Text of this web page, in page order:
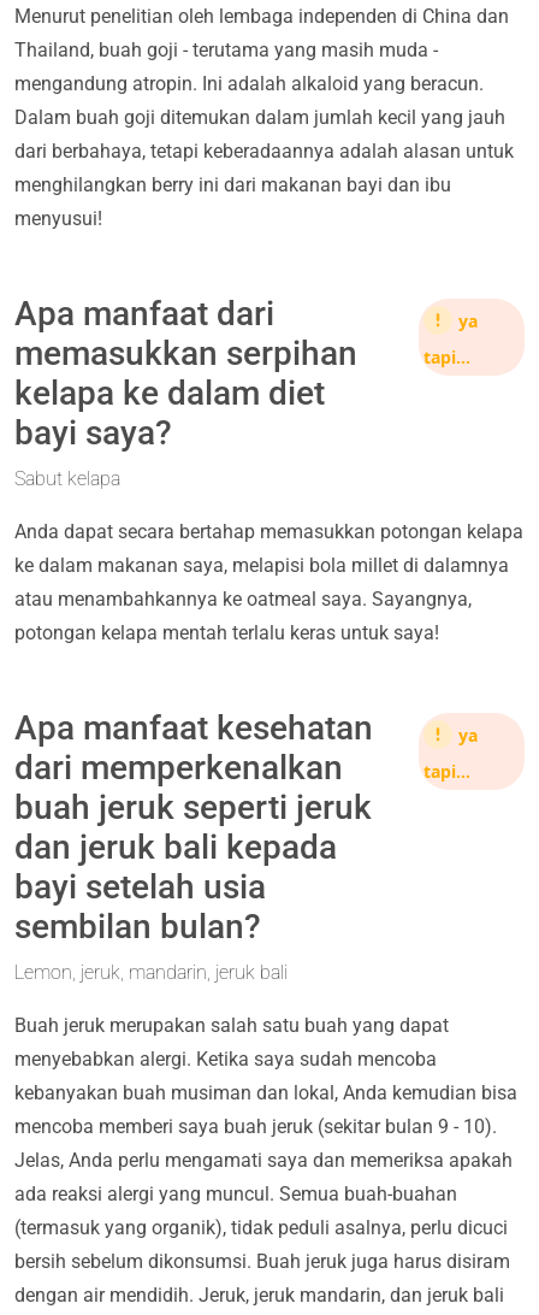
Menurut penelitian oleh lembaga independen di China dan
Thailand, buah goji - terutama yang masih muda -
mengandung atropin. Ini adalah alkaloid yang beracun.
Dalam buah goji ditemukan dalam jumlah kecil yang jauh
dari berbahaya, tetapi keberadaannya adalah alasan untuk
menghilangkan berry ini dari makanan bayi dan ibu
menyusui!
Apa manfaat dari
memasukkan serpihan
kelapa ke dalam diet
bayi saya?
ya
tapi…
Sabut kelapa
Anda dapat secara bertahap memasukkan potongan kelapa
ke dalam makanan saya, melapisi bola millet di dalamnya
atau menambahkannya ke oatmeal saya. Sayangnya,
potongan kelapa mentah terlalu keras untuk saya!
Apa manfaat kesehatan
dari memperkenalkan
buah jeruk seperti jeruk
dan jeruk bali kepada
bayi setelah usia
sembilan bulan?
ya
tapi…
Lemon, jeruk, mandarin, jeruk bali
Buah jeruk merupakan salah satu buah yang dapat
menyebabkan alergi. Ketika saya sudah mencoba
kebanyakan buah musiman dan lokal, Anda kemudian bisa
mencoba memberi saya buah jeruk (sekitar bulan 9 - 10).
Jelas, Anda perlu mengamati saya dan memeriksa apakah
ada reaksi alergi yang muncul. Semua buah-buahan
(termasuk yang organik), tidak peduli asalnya, perlu dicuci
bersih sebelum dikonsumsi. Buah jeruk juga harus disiram
dengan air mendidih. Jeruk, jeruk mandarin, dan jeruk bali